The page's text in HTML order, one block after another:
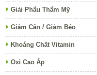
Giải Phẩu Thẩm Mỹ
Giảm Cân / Giảm Béo
Khoáng Chất Vitamin
Oxi Cao Áp